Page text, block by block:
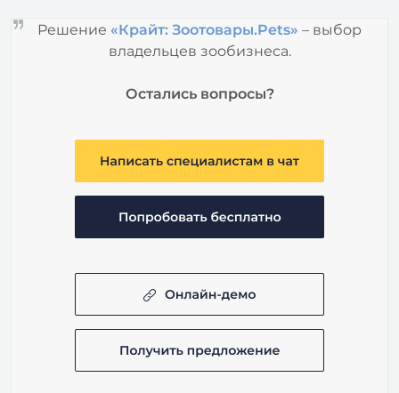
Решение «Крайт: Зоотовары.Pets» – выбор
владельцев зообизнеса.
Остались вопросы?